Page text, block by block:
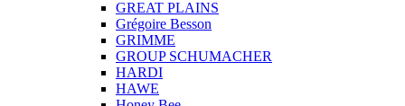
GREAT PLAINS
Grégoire Besson
GRIMME
GROUP SCHUMACHER
HARDI
HAWE